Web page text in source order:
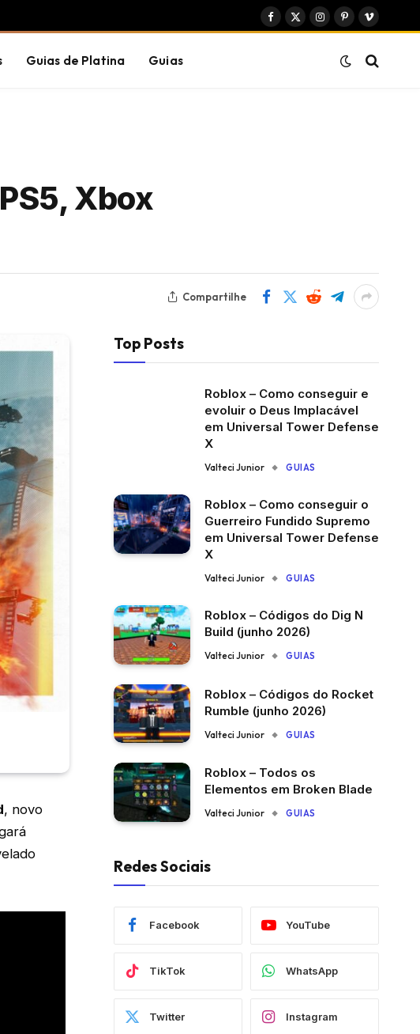
Facebook
X
Instagram
PinterestVimeo
Guias de Platina Guias
Xbox
Compartilhe
, novo
Top Posts
Roblox – Como conseguir e
evoluir o Deus Implacável
em Universal Tower Defense
X
Valteci Junior GUIAS
Roblox – Como conseguir o
Guerreiro Fundido Supremo
em Universal Tower Defense
X
Valteci Junior GUIAS
Roblox – Códigos do Dig N
Build (junho 2026)
Valteci Junior GUIAS
Roblox – Códigos do Rocket
Rumble (junho 2026)
Valteci Junior GUIAS
Roblox – Todos os
Elementos em Broken Blade
Valteci Junior GUIAS
Redes Sociais
Facebook YouTube
TikTok WhatsApp
Twitter Instagram